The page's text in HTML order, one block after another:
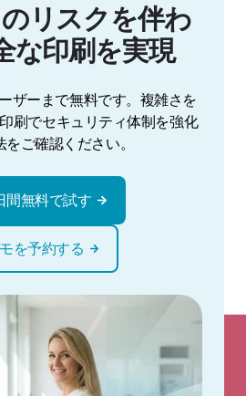
リスクを伴わ
な印刷を実現
ザーまで無料です。複雑さを
刷でセキュリティ体制を強化
ご確認ください。
間無料で試す
を予約する